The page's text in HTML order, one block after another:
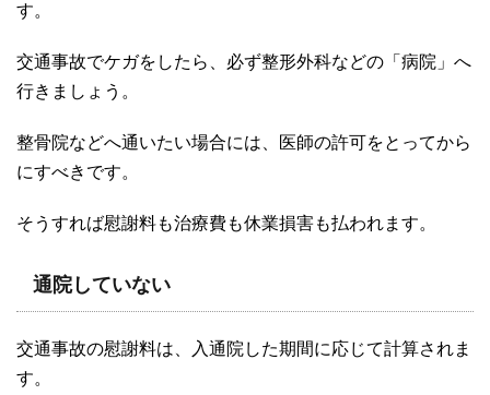
す。
交通事故でケガをしたら、必ず整形外科などの「病院」へ
行きましょう。
整骨院などへ通いたい場合には、医師の許可をとってから
にすべきです。
そうすれば慰謝料も治療費も休業損害も払われます。
通院していない
交通事故の慰謝料は、入通院した期間に応じて計算されま
す。